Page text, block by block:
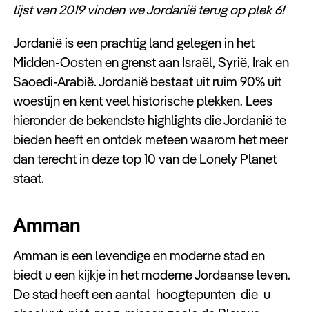
lijst van 2019 vinden we Jordanië terug op plek 6!
Jordanië is een prachtig land gelegen in het
Midden-Oosten en grenst aan Israël, Syrië, Irak en
Saoedi-Arabië. Jordanië bestaat uit ruim 90% uit
woestijn en kent veel historische plekken. Lees
hieronder de bekendste highlights die Jordanië te
bieden heeft en ontdek meteen waarom het meer
dan terecht in deze top 10 van de Lonely Planet
staat.
Amman
Amman is een levendige en moderne stad en
biedt u een kijkje in het moderne Jordaanse leven.
De stad heeft een aantal hoogtepunten die u